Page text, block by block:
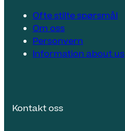
Ofte stilte spørsmål
Om oss
Personvern
Information about us
Kontakt oss